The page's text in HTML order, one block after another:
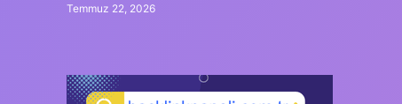
Temmuz 22, 2026